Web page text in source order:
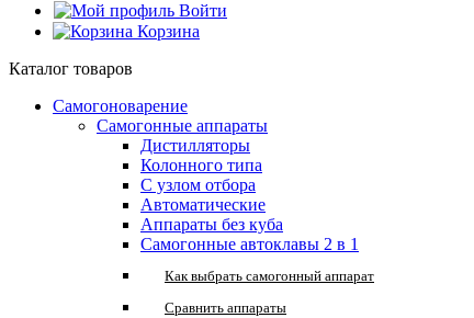
Войти
Корзина
Каталог товаров
Самогоноварение
Самогонные аппараты
Дистилляторы
Колонного типа
С узлом отбора
Автоматические
Аппараты без куба
Самогонные автоклавы 2 в 1
Как выбрать самогонный аппарат
Сравнить аппараты